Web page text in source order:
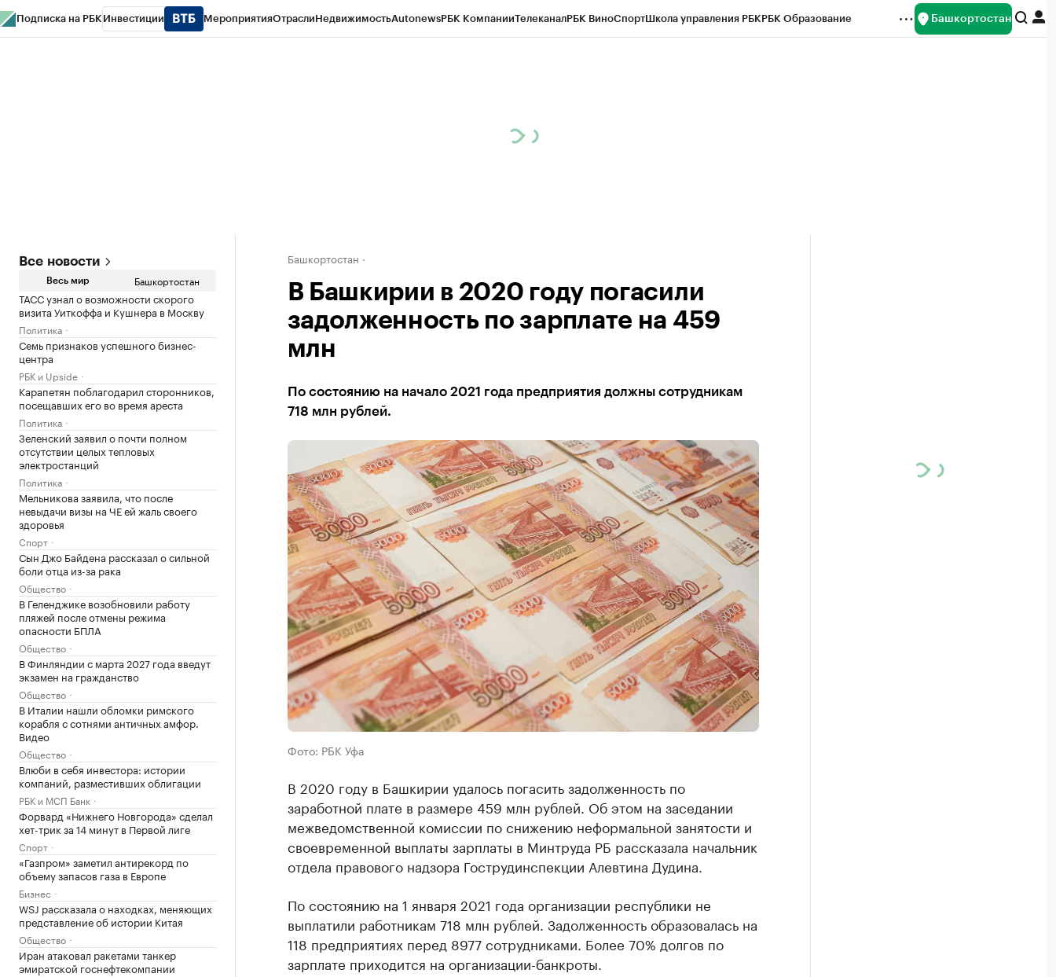
Подписка на РБК Инвестиции МероприятияОтраслиНедвижимостьAutonewsРБК КомпанииТелеканалРБК ВиноСпортШкола управления РБКРБК Образование Башкортостан
Все новости
Весь мир Башкортостан
ТАСС узнал о возможности скорого
визита Уиткоффа и Кушнера в Москву
Политика
Семь признаков успешного бизнес-
центра
РБК и Upside
Карапетян поблагодарил сторонников,
посещавших его во время ареста
Политика
Зеленский заявил о почти полном
отсутствии целых тепловых
электростанций
Политика
Мельникова заявила, что после
невыдачи визы на ЧЕ ей жаль своего
здоровья
Спорт
Сын Джо Байдена рассказал о сильной
боли отца из-за рака
Общество
В Геленджике возобновили работу
пляжей после отмены режима
опасности БПЛА
Общество
В Финляндии с марта 2027 года введут
экзамен на гражданство
Общество
В Италии нашли обломки римского
корабля с сотнями античных амфор.
Видео
Общество
Влюби в себя инвестора: истории
компаний, разместивших облигации
РБК и МСП Банк
Форвард «Нижнего Новгорода» сделал
хет-трик за 14 минут в Первой лиге
Спорт
«Газпром» заметил антирекорд по
объему запасов газа в Европе
Бизнес
WSJ рассказала о находках, меняющих
представление об истории Китая
Общество
Иран атаковал ракетами танкер
эмиратской госнефтекомпании
Башкортостан
В Башкирии в 2020 году погасили
задолженность по зарплате на 459
млн
По состоянию на начало 2021 года предприятия должны сотрудникам
718 млн рублей.
Фото: РБК Уфа
В 2020 году в Башкирии удалось погасить задолженность по
заработной плате в размере 459 млн рублей. Об этом на заседании
межведомственной комиссии по снижению неформальной занятости и
своевременной выплаты зарплаты в Минтруда РБ рассказала начальник
отдела правового надзора Гострудинспекции Алевтина Дудина.
По состоянию на 1 января 2021 года организации республики не
выплатили работникам 718 млн рублей. Задолженность образовалась на
118 предприятиях перед 8977 сотрудниками. Более 70% долгов по
зарплате приходится на организации-банкроты.